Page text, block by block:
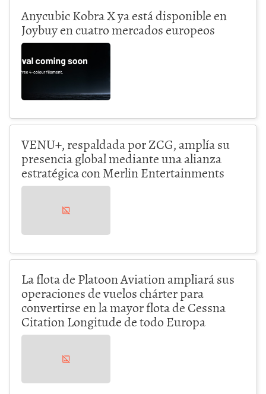
Anycubic Kobra X ya está disponible en
Joybuy en cuatro mercados europeos
VENU+, respaldada por ZCG, amplía su
presencia global mediante una alianza
estratégica con Merlin Entertainments
La flota de Platoon Aviation ampliará sus
operaciones de vuelos chárter para
convertirse en la mayor flota de Cessna
Citation Longitude de todo Europa